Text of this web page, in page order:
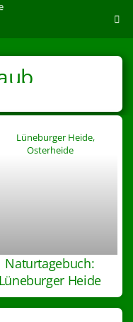
Naturtagebuch:
Lüneburger Heide